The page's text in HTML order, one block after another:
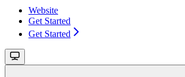
Website
Get Started
Get Started